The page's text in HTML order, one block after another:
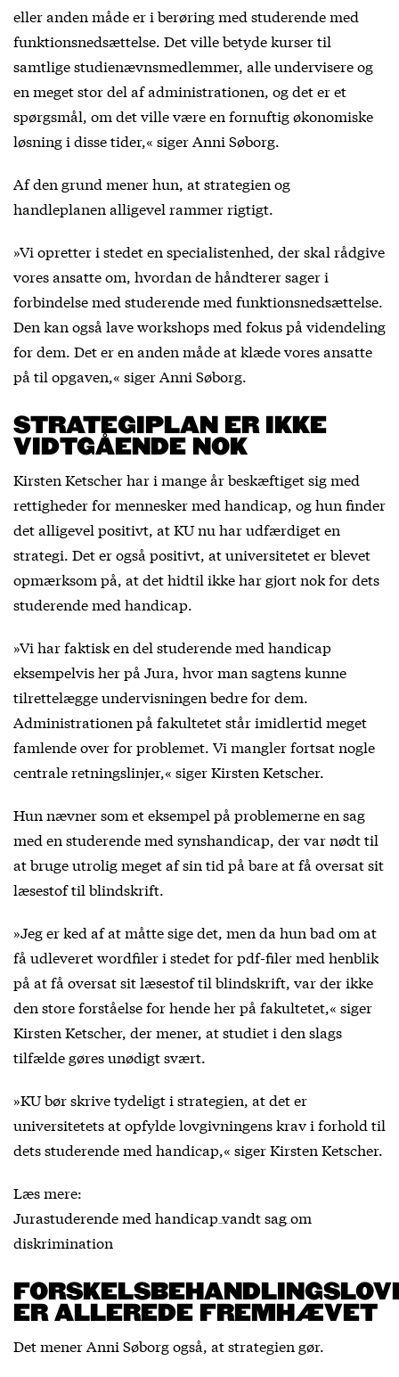
eller anden måde er i berøring med studerende med
funktionsnedsættelse. Det ville betyde kurser til
samtlige studienævnsmedlemmer, alle undervisere og
en meget stor del af administrationen, og det er et
spørgsmål, om det ville være en fornuftig økonomiske
løsning i disse tider,« siger Anni Søborg.
Af den grund mener hun, at strategien og
handleplanen alligevel rammer rigtigt.
»Vi opretter i stedet en specialistenhed, der skal rådgive
vores ansatte om, hvordan de håndterer sager i
forbindelse med studerende med funktionsnedsættelse.
Den kan også lave workshops med fokus på videndeling
for dem. Det er en anden måde at klæde vores ansatte
på til opgaven,« siger Anni Søborg.
STRATEGIPLAN ER IKKE
VIDTGÅENDE NOK
Kirsten Ketscher har i mange år beskæftiget sig med
rettigheder for mennesker med handicap, og hun finder
det alligevel positivt, at KU nu har udfærdiget en
strategi. Det er også positivt, at universitetet er blevet
opmærksom på, at det hidtil ikke har gjort nok for dets
studerende med handicap.
»Vi har faktisk en del studerende med handicap
eksempelvis her på Jura, hvor man sagtens kunne
tilrettelægge undervisningen bedre for dem.
Administrationen på fakultetet står imidlertid meget
famlende over for problemet. Vi mangler fortsat nogle
centrale retningslinjer,« siger Kirsten Ketscher.
Hun nævner som et eksempel på problemerne en sag
med en studerende med synshandicap, der var nødt til
at bruge utrolig meget af sin tid på bare at få oversat sit
læsestof til blindskrift.
»Jeg er ked af at måtte sige det, men da hun bad om at
få udleveret wordfiler i stedet for pdf-filer med henblik
på at få oversat sit læsestof til blindskrift, var der ikke
den store forståelse for hende her på fakultetet,« siger
Kirsten Ketscher, der mener, at studiet i den slags
tilfælde gøres unødigt svært.
»KU bør skrive tydeligt i strategien, at det er
universitetets at opfylde lovgivningens krav i forhold til
dets studerende med handicap,« siger Kirsten Ketscher.
Læs mere:
Jurastuderende med handicap vandt sag om
diskrimination
ER ALLEREDE FREMHÆVET
Det mener Anni Søborg også, at strategien gør.